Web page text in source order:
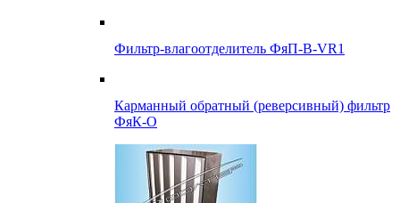
Фильтр-влагоотделитель ФяП-В-VR1
Карманный обратный (реверсивный) фильтр
ФяК-О